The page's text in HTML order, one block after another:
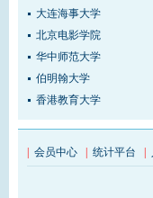
大连海事大学
北京电影学院
华中师范大学
伯明翰大学
香港教育大学
| 会员中心 | 统计平台 |